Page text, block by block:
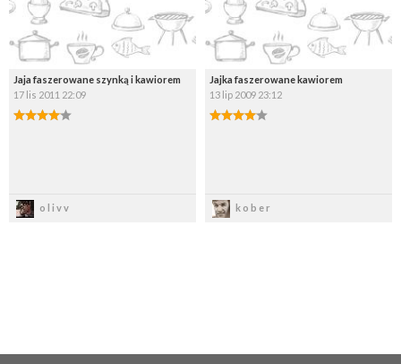
Jaja faszerowane szynką i kawiorem
17 lis 2011 22:09
olivv
Jajka faszerowane kawiorem
13 lip 2009 23:12
kober